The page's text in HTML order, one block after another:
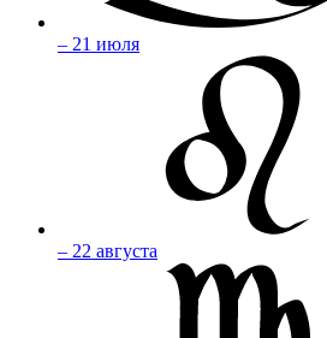
– 21 июля
– 22 августа